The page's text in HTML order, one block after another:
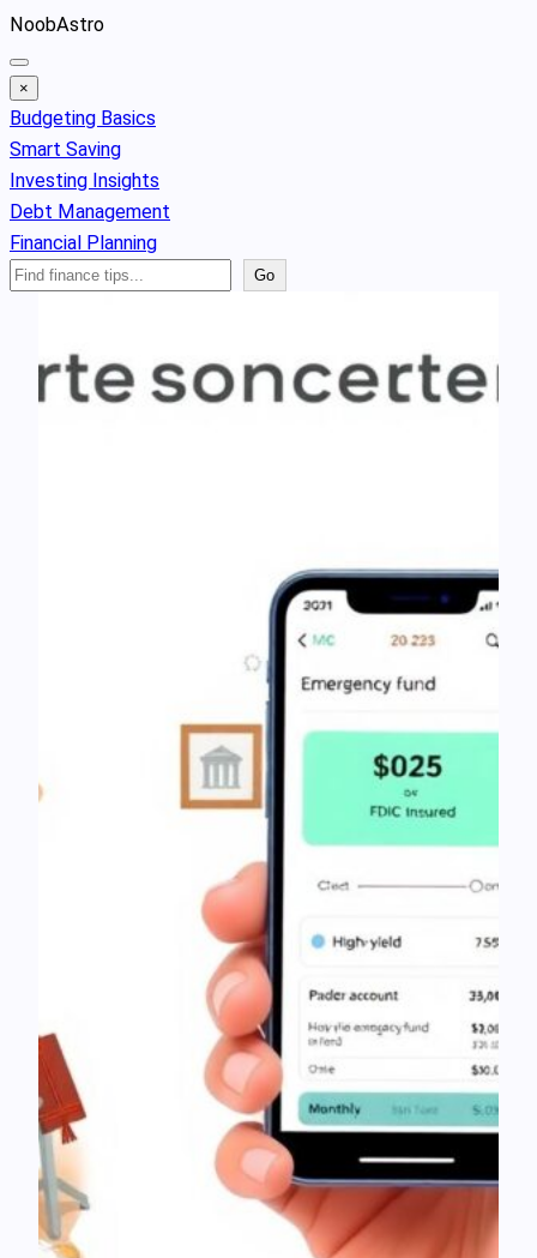
Skip
to
content
NoobAstro
×
Budgeting Basics
Smart Saving
Investing Insights
Debt Management
Financial Planning
Search
Go